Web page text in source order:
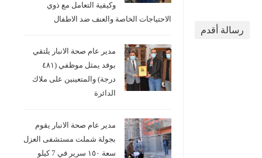
رسالة أقدم
وكيفية التعامل مع ذوي
الاحتياجات الخاصة والعنف ضد الاطفال
مدير عام صحة الانبار يلتقي
بوفد يمثل موظفي (٤٨١
درجة) والمتعينين على ملاك
الدائرة
مدير عام صحة الانبار يقوم
بجولة شملت مستشفى العزل
سعة ١٥٠ سرير في 7 كيلو